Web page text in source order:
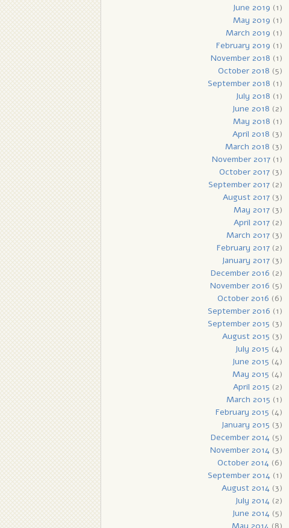
June 2019 (1)
May 2019 (1)
March 2019 (1)
February 2019 (1)
November 2018 (1)
October 2018 (5)
September 2018 (1)
July 2018 (1)
June 2018 (2)
May 2018 (1)
April 2018 (3)
March 2018 (3)
November 2017(1)
October 2017(3)
September 2017(2)
August 2017(3)
May 2017(3)
April 2017(2)
March 2017(3)
February 2017(2)
January 2017(3)
December 2016 (2)
November 2016 (5)
October 2016 (6)
September 2016 (1)
September 2015 (3)
August 2015 (3)
July 2015 (4)
June 2015 (4)
May 2015 (4)
April 2015 (2)
March 2015 (1)
February 2015 (4)
January 2015 (3)
December 2014(5)
November 2014(3)
October 2014(6)
September 2014(1)
August 2014(3)
July 2014(2)
June 2014(5)